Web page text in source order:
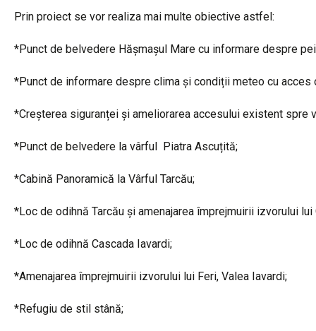
Prin proiect se vor realiza mai multe obiective astfel:
*Punct de belvedere Hășmașul Mare cu informare despre
*Punct de informare despre clima și condiții meteo cu acces
*Creșterea siguranței și ameliorarea accesului existent spre
*Punct de belvedere la vârful Piatra Ascuțită;
*Cabină Panoramică la Vârful Tarcău;
*Loc de odihnă Tarcău și amenajarea împrejmuirii izvorului lui
*Loc de odihnă Cascada Iavardi;
*Amenajarea împrejmuirii izvorului lui Feri, Valea Iavardi;
*Refugiu de stil stână;